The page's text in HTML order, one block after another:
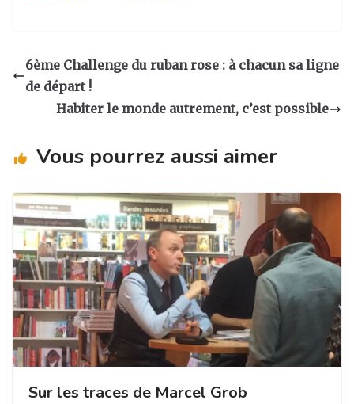
a
g
ra
e
b
o
k
e
n
g
6ème Challenge du ruban rose : à chacun sa ligne
de départ !
Habiter le monde autrement, c’est possible
Vous pourrez aussi aimer
Sur les traces de Marcel Grob